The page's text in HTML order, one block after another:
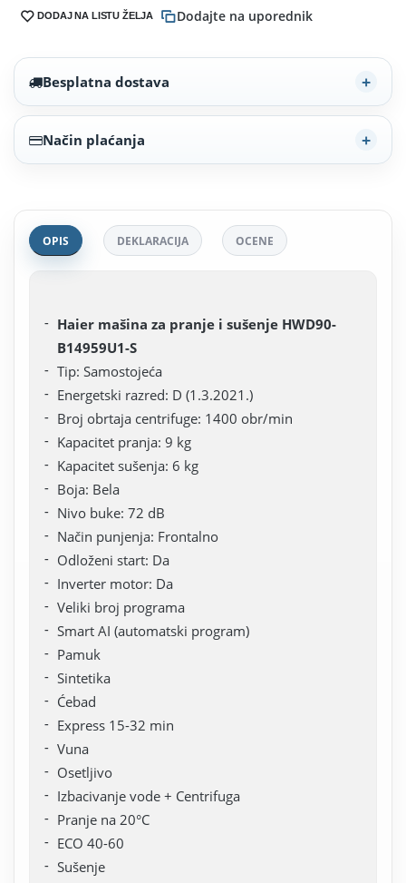
DODAJ NA LISTU ŽELJA Dodajte na uporednik
Besplatna dostava
Način plaćanja
OPIS DEKLARACIJA OCENE
Haier mašina za pranje i sušenje HWD90-
B14959U1-S
Tip: Samostojeća
Energetski razred: D (1.3.2021.)
Broj obrtaja centrifuge: 1400 obr/min
Kapacitet pranja: 9 kg
Kapacitet sušenja: 6 kg
Boja: Bela
Nivo buke: 72 dB
Način punjenja: Frontalno
Odloženi start: Da
Inverter motor: Da
Veliki broj programa
Smart AI (automatski program)
Pamuk
Sintetika
Ćebad
Express 15-32 min
Vuna
Osetljivo
Izbacivanje vode + Centrifuga
Pranje na 20°C
ECO 40-60
Sušenje